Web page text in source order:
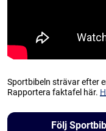
Sportbibeln strävar efter
Rapportera faktafel här.
Följ